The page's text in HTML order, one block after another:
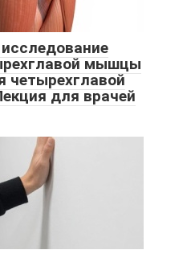
мышцы
четырехглавой
для врачей